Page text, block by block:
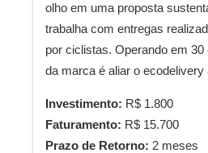
olho em uma proposta
trabalha com entregas
por ciclistas. Operando em
da marca é aliar o
Investimento: R$ 1.800
Faturamento: R$ 15.700
Prazo de Retorno: 2 meses